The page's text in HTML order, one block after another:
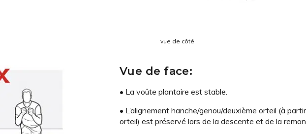
vue de côté
Vue de face:
• La voûte plantaire est stable.
• L’alignement hanche/genou/deuxième orteil (à
orteil) est préservé lors de la descente et de la